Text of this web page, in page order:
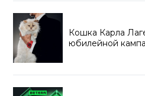
Кошка Карла
юбилейной